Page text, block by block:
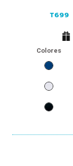
T699
Colores